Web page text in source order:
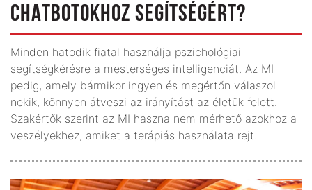
CHATBOTOKHOZ SEGÍTSÉGÉRT?
Minden hatodik fiatal használja pszichológiai
segítségkérésre a mesterséges intelligenciát. Az MI
pedig, amely bármikor ingyen és megértőn válaszol
nekik, könnyen átveszi az irányítást az életük felett.
Szakértők szerint az MI haszna nem mérhető azokhoz a
veszélyekhez, amiket a terápiás használata rejt.